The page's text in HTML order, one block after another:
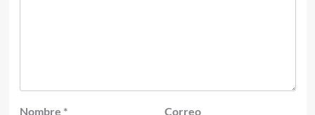
Nombre *
Correo